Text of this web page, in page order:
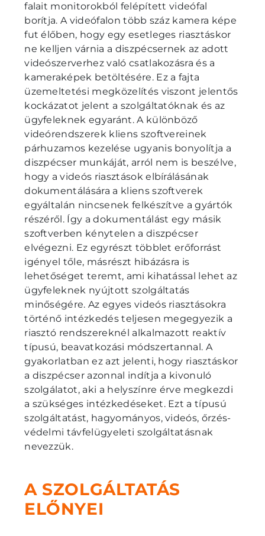
falait monitorokból felépített videófal
borítja. A videófalon több száz kamera képe
fut élőben, hogy egy esetleges riasztáskor
ne kelljen várnia a diszpécsernek az adott
videószerverhez való csatlakozásra és a
kameraképek betöltésére. Ez a fajta
üzemeltetési megközelítés viszont jelentős
kockázatot jelent a szolgáltatóknak és az
ügyfeleknek egyaránt. A különböző
videórendszerek kliens szoftvereinek
párhuzamos kezelése ugyanis bonyolítja a
diszpécser munkáját, arról nem is beszélve,
hogy a videós riasztások elbírálásának
dokumentálására a kliens szoftverek
egyáltalán nincsenek felkészítve a gyártók
részéről. Így a dokumentálást egy másik
szoftverben kénytelen a diszpécser
elvégezni. Ez egyrészt többlet erőforrást
igényel tőle, másrészt hibázásra is
lehetőséget teremt, ami kihatással lehet az
ügyfeleknek nyújtott szolgáltatás
minőségére. Az egyes videós riasztásokra
történő intézkedés teljesen megegyezik a
riasztó rendszereknél alkalmazott reaktív
típusú, beavatkozási módszertannal. A
gyakorlatban ez azt jelenti, hogy riasztáskor
a diszpécser azonnal indítja a kivonuló
szolgálatot, aki a helyszínre érve megkezdi
a szükséges intézkedéseket. Ezt a típusú
szolgáltatást, hagyományos, videós, őrzés-
védelmi távfelügyeleti szolgáltatásnak
nevezzük.
A SZOLGÁLTATÁS
ELŐNYEI